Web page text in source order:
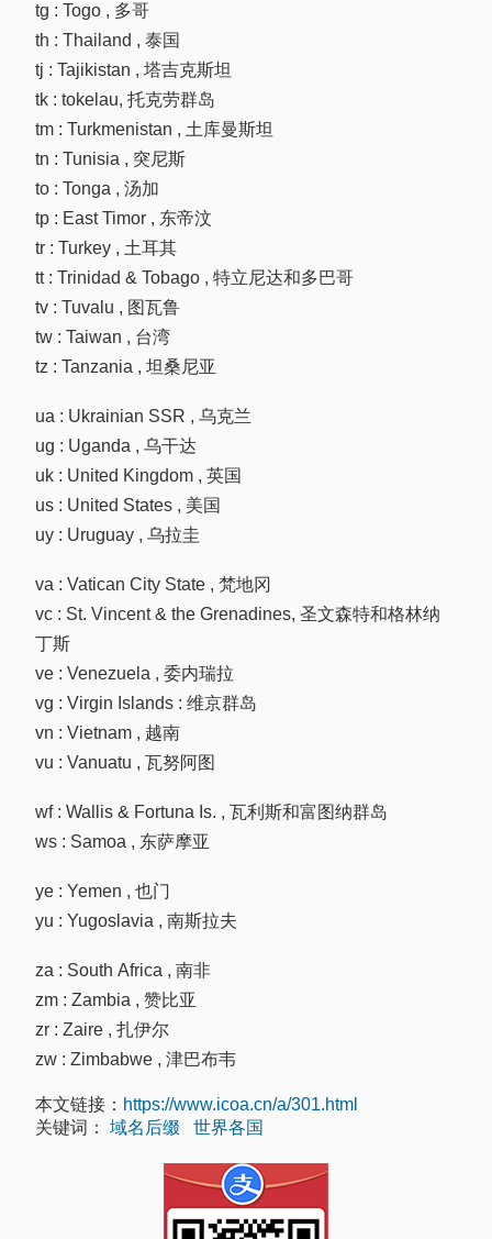
tg : Togo , 多哥
th : Thailand , 泰国
tj : Tajikistan , 塔吉克斯坦
tk : tokelau, 托克劳群岛
tm : Turkmenistan , 土库曼斯坦
tn : Tunisia , 突尼斯
to : Tonga , 汤加
tp : East Timor , 东帝汶
tr : Turkey , 土耳其
tt : Trinidad & Tobago , 特立尼达和多巴哥
tv : Tuvalu , 图瓦鲁
tw : Taiwan , 台湾
tz : Tanzania , 坦桑尼亚
ua : Ukrainian SSR , 乌克兰
ug : Uganda , 乌干达
uk : United Kingdom , 英国
us : United States , 美国
uy : Uruguay , 乌拉圭
va : Vatican City State , 梵地冈
vc : St. Vincent & the Grenadines, 圣文森特和格林纳
丁斯
ve : Venezuela , 委内瑞拉
vg : Virgin Islands : 维京群岛
vn : Vietnam , 越南
vu : Vanuatu , 瓦努阿图
wf : Wallis & Fortuna Is. , 瓦利斯和富图纳群岛
ws : Samoa , 东萨摩亚
ye : Yemen , 也门
yu : Yugoslavia , 南斯拉夫
za : South Africa , 南非
zm : Zambia , 赞比亚
zr : Zaire , 扎伊尔
zw : Zimbabwe , 津巴布韦
本文链接： https://www.icoa.cn/a/301.html
关键词： 域名后缀 世界各国